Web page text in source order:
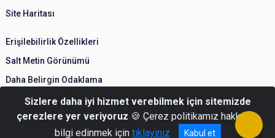
Site Haritası
Erişilebilirlik Özellikleri
Salt Metin Görünümü
Daha Belirgin Odaklama
© Türkiye Cumhuriyeti İçişleri Bakanlığı
Sizlere daha iyi hizmet verebilmek için sitemizde
çerezlere yer veriyoruz 🍪 Çerez politikamız hakkında
bilgi edinmek için tıklayınız Kabul et